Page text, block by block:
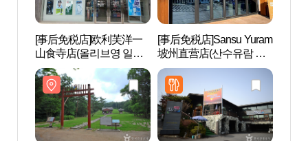
[事后免税店]欧利芙洋一
山食寺店(올리브영 일산
식사점)
[事后免税店]Sansu Yuram
坡州直营店(산수유람 파
주직영점)